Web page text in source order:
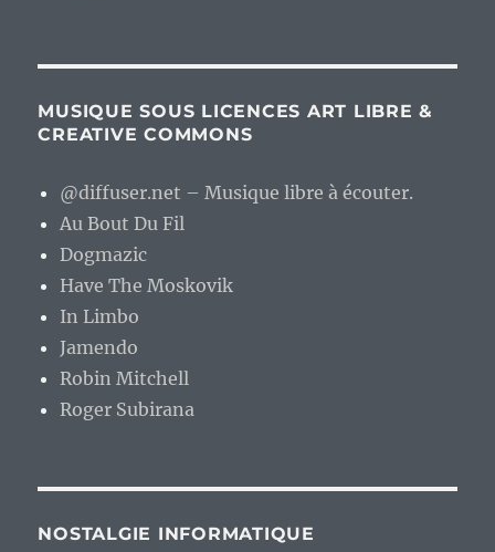
MUSIQUE SOUS LICENCES ART LIBRE &
CREATIVE COMMONS
@diffuser.net – Musique libre à écouter.
Au Bout Du Fil
Dogmazic
Have The Moskovik
In Limbo
Jamendo
Robin Mitchell
Roger Subirana
NOSTALGIE INFORMATIQUE